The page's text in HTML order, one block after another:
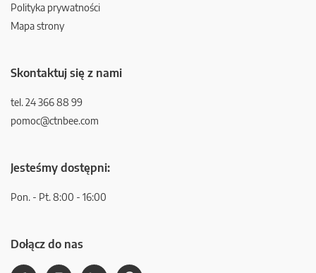
Polityka prywatności
Mapa strony
Skontaktuj się z nami
tel. 24 366 88 99
pomoc@ctnbee.com
Jesteśmy dostępni:
Pon. - Pt. 8:00 - 16:00
Dołącz do nas